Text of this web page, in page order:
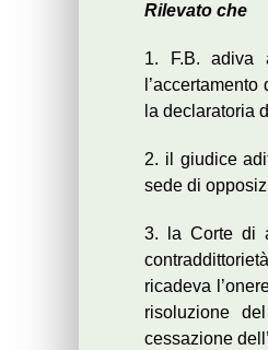
Rilevato che
1. F.B. adiva
la declaratoria
2. il giudice
sede di
3. la Corte di
ricadeva
risoluzione
cessazione